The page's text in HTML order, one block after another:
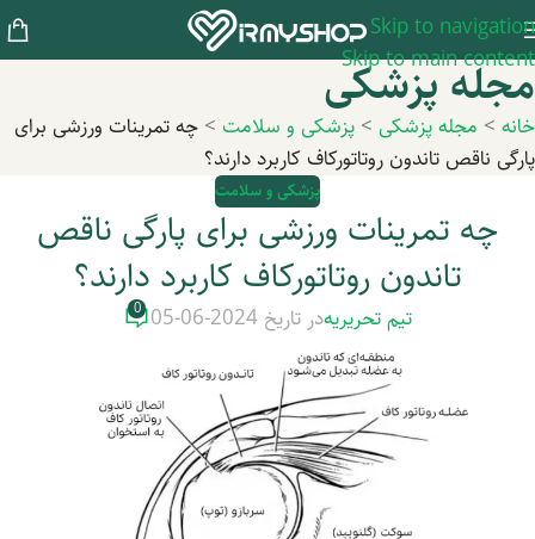
Skip to navigation
Skip to main content
مجله پزشکی
خانه > مجله پزشکی > پزشکی و سلامت > چه تمرینات ورزشی برای
پارگی ناقص تاندون روتاتورکاف کاربرد دارند؟
پزشکی و سلامت
چه تمرینات ورزشی برای پارگی ناقص
تاندون روتاتورکاف کاربرد دارند؟
تیم تحریریهدر تاریخ 2024-06-05 0